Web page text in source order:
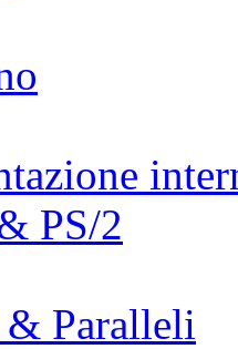
PS/2
Paralleli